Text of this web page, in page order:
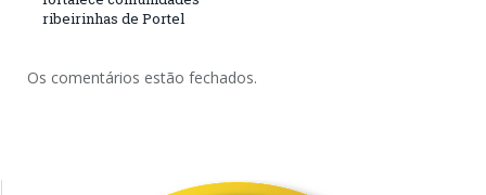
ribeirinhas de Portel
Os comentários estão fechados.